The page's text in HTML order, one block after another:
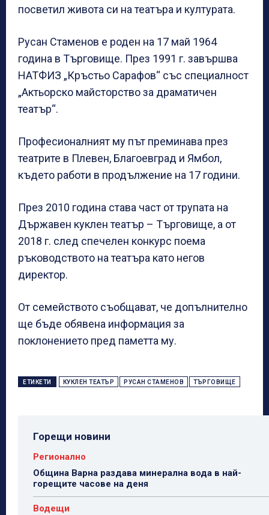
посветил живота си на театъра и културата.
Русан Стаменов е роден на 17 май 1964
година в Търговище. През 1991 г. завършва
НАТФИЗ „Кръстьо Сарафов“ със специалност
„Актьорско майсторство за драматичен
театър“.
Професионалният му път преминава през
театрите в Плевен, Благоевград и Ямбол,
където работи в продължение на 17 години.
През 2010 година става част от трупата на
Държавен куклен театър – Търговище, а от
2018 г. след спечелен конкурс поема
ръководството на театъра като негов
директор.
От семейството съобщават, че допълнително
ще бъде обявена информация за
поклонението пред паметта му.
ЕТИКЕТИ КУКЛЕН ТЕАТЪР РУСАН СТАМЕНОВ ТЪРГОВИЩЕ
Горещи новини
Регионално
Община Варна раздава минерална вода в най-
горещите часове на деня
Водещи